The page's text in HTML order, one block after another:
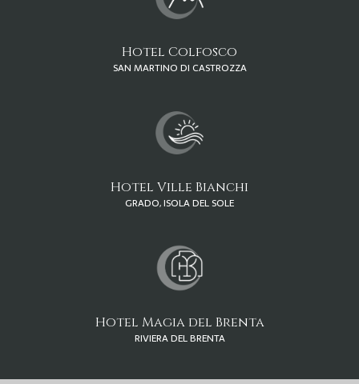
Hotel Colfosco
SAN MARTINO DI CASTROZZA
Hotel Ville Bianchi
GRADO, ISOLA DEL SOLE
Hotel Magia del Brenta
RIVIERA DEL BRENTA